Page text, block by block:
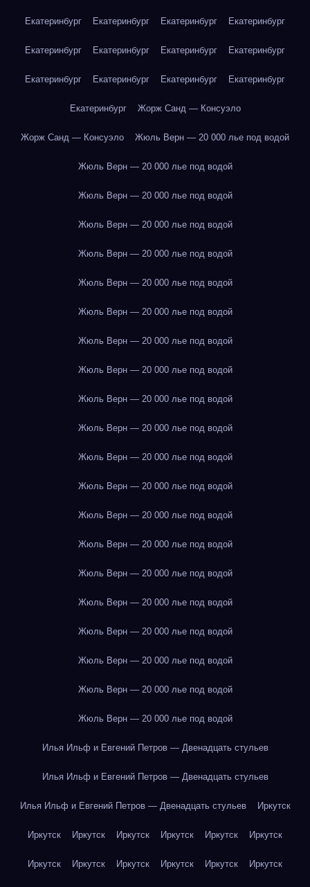
Екатеринбург Екатеринбург Екатеринбург Екатеринбург
Екатеринбург Екатеринбург Екатеринбург Екатеринбург
Екатеринбург Екатеринбург Екатеринбург Екатеринбург
Екатеринбург Жорж Санд — Консуэло
Жорж Санд — Консуэло Жюль Верн — 20 000 лье под водой
Жюль Верн — 20 000 лье под водой
Жюль Верн — 20 000 лье под водой
Жюль Верн — 20 000 лье под водой
Жюль Верн — 20 000 лье под водой
Жюль Верн — 20 000 лье под водой
Жюль Верн — 20 000 лье под водой
Жюль Верн — 20 000 лье под водой
Жюль Верн — 20 000 лье под водой
Жюль Верн — 20 000 лье под водой
Жюль Верн — 20 000 лье под водой
Жюль Верн — 20 000 лье под водой
Жюль Верн — 20 000 лье под водой
Жюль Верн — 20 000 лье под водой
Жюль Верн — 20 000 лье под водой
Жюль Верн — 20 000 лье под водой
Жюль Верн — 20 000 лье под водой
Жюль Верн — 20 000 лье под водой
Жюль Верн — 20 000 лье под водой
Жюль Верн — 20 000 лье под водой
Жюль Верн — 20 000 лье под водой
Илья Ильф и Евгений Петров — Двенадцать стульев
Илья Ильф и Евгений Петров — Двенадцать стульев
Илья Ильф и Евгений Петров — Двенадцать стульев Иркутск
Иркутск Иркутск Иркутск Иркутск Иркутск Иркутск
Иркутск Иркутск Иркутск Иркутск Иркутск Иркутск